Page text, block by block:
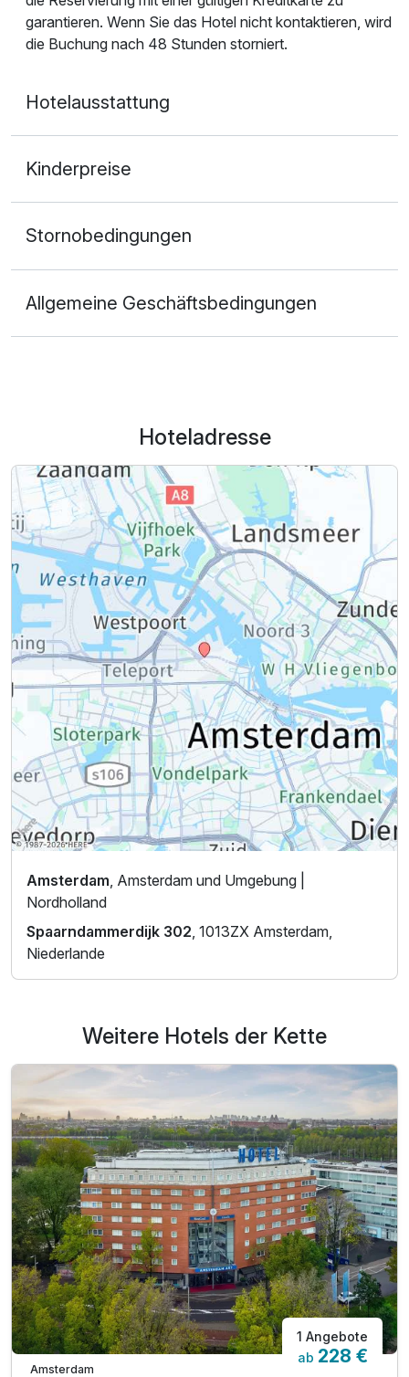
garantieren. Wenn Sie das Hotel nicht kontaktieren, wird
die Buchung nach 48 Stunden storniert.
Hotelausstattung
Kinderpreise
Stornobedingungen
Allgemeine Geschäftsbedingungen
Hoteladresse
Amsterdam , Amsterdam und Umgebung |
Nordholland
Spaarndammerdijk 302 , 1013ZX Amsterdam,
Niederlande
Weitere Hotels der Kette
Amsterdam
1 Angebote
ab 228 €